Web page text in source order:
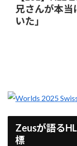
兄さんが本当
いた」
Zeusが語る
標